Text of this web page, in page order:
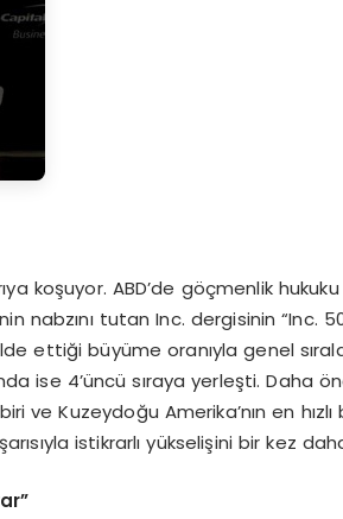
koşuyor. ABD’de göçmenlik
nabzını tutan Inc. dergisinin “Inc.
ettiği büyüme oranıyla genel
ise 4’üncü sıraya yerleşti. Daha
ve Kuzeydoğu Amerika’nın en
istikrarlı yükselişini bir kez
”